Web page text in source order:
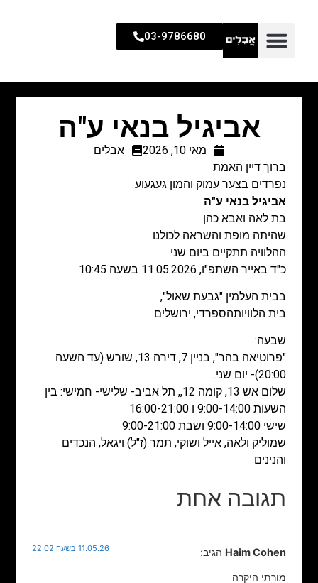
03-9786680
אביגיל בנאי ע"ה
מאי 10, 2026
אבלים
ברוך דיין האמת
נפרדים בצער עמוק והמון געגעוע
אביגיל בנאי ע"ה
בת לאה ואבא כהן
שהיתה מופת והשראה לכולנו
ההלוויה תתקיים ביום שני
כ"ד באייר השתפ"ו, 11.05.2026 בשעה 10:45
בבית העלמין "גבעת שאול",
בית הלוויותהספרדי, ירושלים
שבעה:
"פרוטיאה בהר", בניין 7, דירה 13, שורש (עד השעה
20:00)- יום שני.
שלום אש 13, קומה 12,, תל אביב- שלישי- חמישי: בין
השעות 9:00-14:00 ו 16:00-21:00
שישי 9:00-14:00 ושבת 9:00-21:00
שמוליק ולאה, אייל ושוקי, תמר (ז"ל) ויגאל, הנכדים
והנינים
תגובה אחת
Haim Cohen הגיב: 11.05.26 בשעה 22:02
מורתי היקרה